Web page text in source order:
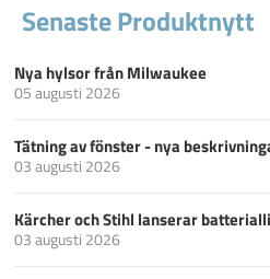
Senaste Produktnytt
Nya hylsor från Milwaukee
05 augusti 2026
Tätning av fönster - nya
03 augusti 2026
Kärcher och Stihl lanserar
03 augusti 2026